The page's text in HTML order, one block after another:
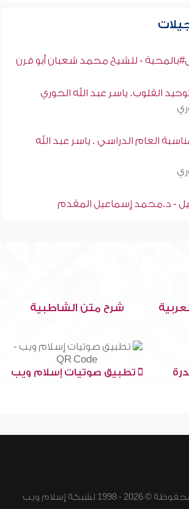
- للشيخ محمد شعبان أبو قرن
القلوب. ياسر عبد الله الحوري
العام الدراسي . ياسر عبد الله
شرح متن الشاطبية
تطبيق صوتيات إسلام ويب
لشبكة إسلام ويب